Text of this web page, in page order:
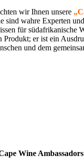
wir Ihnen unsere
sind wahre Experten und
für südafrikanische
Produkt; er ist ein
und dem
Wine